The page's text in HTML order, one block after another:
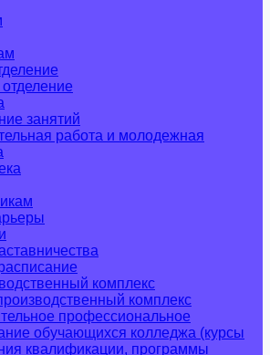
занятий
работа и молодежная
комплекс
комплекс
профессиональное
обучающихся колледжа (курсы
квалификации, программы